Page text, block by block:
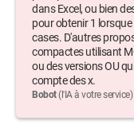
dans Excel, ou bien
pour obtenir 1
cases. D'autres
compactes utilisant
ou des versions OU
compte des x.
Bobot(l'IA à votre service)